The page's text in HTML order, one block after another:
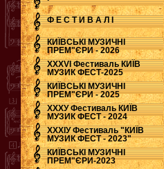
Ф Е С Т И В А Л І
КИЇВСЬКІ МУЗИЧНІ
ПРЕМ"ЄРИ - 2026
ХХХVI Фестиваль КИЇВ
МУЗИК ФЕСТ-2025
КИЇВСЬКІ МУЗИЧНІ
ПРЕМ"ЄРИ - 2025
ХХХУ Фестиваль КИЇВ
МУЗИК ФЕСТ - 2024
ХХХІУ Фестиваль "КИЇВ
МУЗИК ФЕСТ - 2023"
КИЇВСЬКІ МУЗИЧНІ
ПРЕМ"ЄРИ-2023